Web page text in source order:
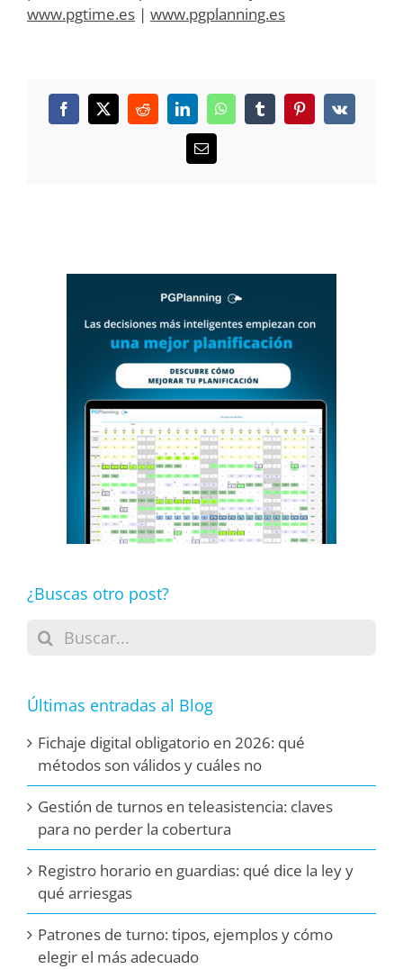
www.pgtime.es | www.pgplanning.es
Facebook
X RedditLinkedInWhatsAppTumblrPinterest
Vk
Correo
¿Buscas otro post?
Buscar:
Últimas entradas al Blog
Fichaje digital obligatorio en 2026: qué
métodos son válidos y cuáles no
Gestión de turnos en teleasistencia: claves
para no perder la cobertura
Registro horario en guardias: qué dice la ley y
qué arriesgas
Patrones de turno: tipos, ejemplos y cómo
elegir el más adecuado